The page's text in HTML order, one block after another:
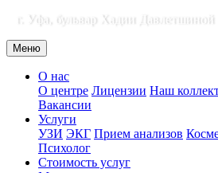
г. Уфа, бульвар Хадии Давлетшиной
Меню
О нас
О центре Лицензии Наш
Вакансии
Услуги
УЗИ ЭКГ Прием анализов
Психолог
Стоимость услуг